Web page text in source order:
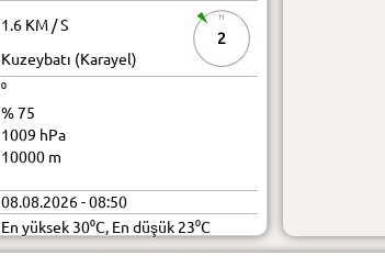
1.6 KM / S
2
Kuzeybatı (Karayel)
⁰
% 75
1009 hPa
10000 m
08.08.2026 - 08:50
En yüksek 30⁰C, En düşük 23⁰C